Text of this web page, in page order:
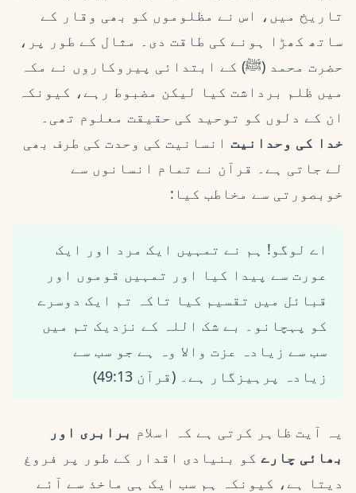
تاریخ میں، اس نے مظلوموں کو بھی وقار کے
ساتھ کھڑا ہونے کی طاقت دی۔ مثال کے طور پر،
حضرت محمد (ﷺ) کے ابتدائی پیروکاروں نے مکہ
میں ظلم برداشت کیا لیکن مضبوط رہے، کیونکہ
ان کے دلوں کو توحید کی حقیقت معلوم تھی۔
خدا کی وحدانیت انسانیت کی وحدت کی طرف بھی
لے جاتی ہے۔ قرآن نے تمام انسانوں سے
خوبصورتی سے مخاطب کیا:
اے لوگو! ہم نے تمہیں ایک مرد اور ایک
عورت سے پیدا کیا اور تمہیں قوموں اور
قبائل میں تقسیم کیا تاکہ تم ایک دوسرے
کو پہچانو۔ بے شک اللہ کے نزدیک تم میں
سب سے زیادہ عزت والا وہ ہے جو سب سے
زیادہ پرہیزگار ہے۔ (قرآن 49:13)
یہ آیت ظاہر کرتی ہے کہ اسلام برابری اور
بھائی چارے کو بنیادی اقدار کے طور پر فروغ
دیتا ہے، کیونکہ ہم سب ایک ہی ماخذ سے آئے